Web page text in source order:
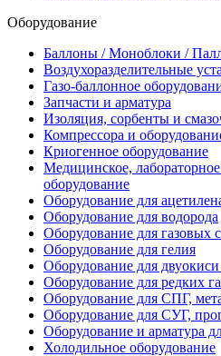
Оборудование
Баллоны / Моноблоки /
Воздухоразделительные
Газо-баллонное
Запчасти и арматура
Изоляция, сорбенты и
Компрессора и
Криогенное оборудование
Медицинское,
оборудование
Оборудование для
Оборудование для водорода
Оборудование для газовых
Оборудование для гелия
Оборудование для двуокиси
Оборудование для редких
Оборудование для СПГ,
Оборудование для СУГ,
Оборудование и арматура
Холодильное оборудование